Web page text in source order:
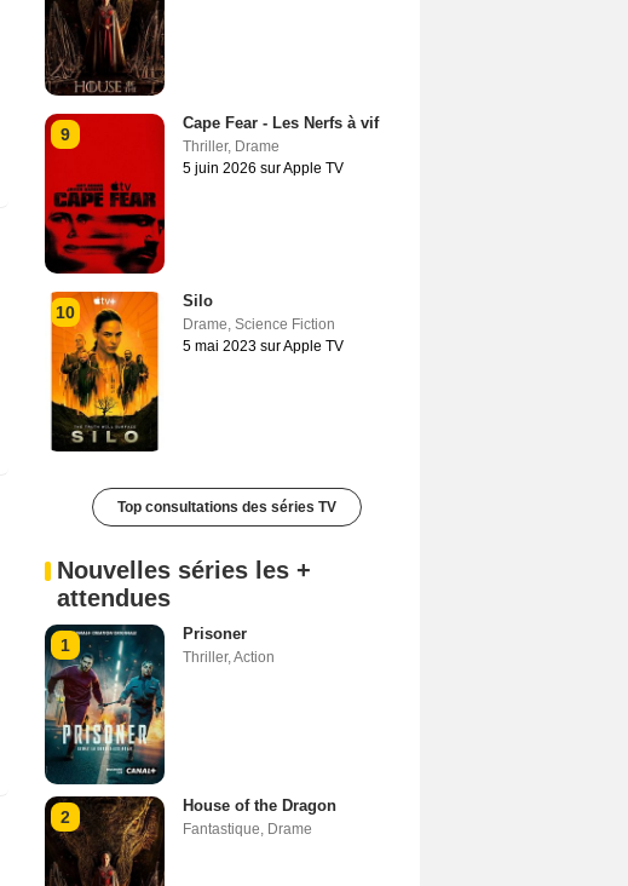
9
Cape Fear - Les Nerfs à vif
Thriller, Drame
5 juin 2026 sur Apple TV
10
Silo
Drame, Science Fiction
5 mai 2023 sur Apple TV
Top consultations des séries TV
Nouvelles séries les +
attendues
1
Prisoner
Thriller,Action
2
House of the Dragon
Fantastique, Drame